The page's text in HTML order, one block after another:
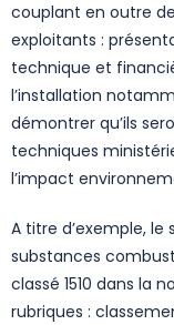
couplant en outre
exploitants :
technique et
l’installation
démontrer qu’ils
techniques
l’impact
A titre d’exemple,
substances
classé 1510 dans la
rubriques :